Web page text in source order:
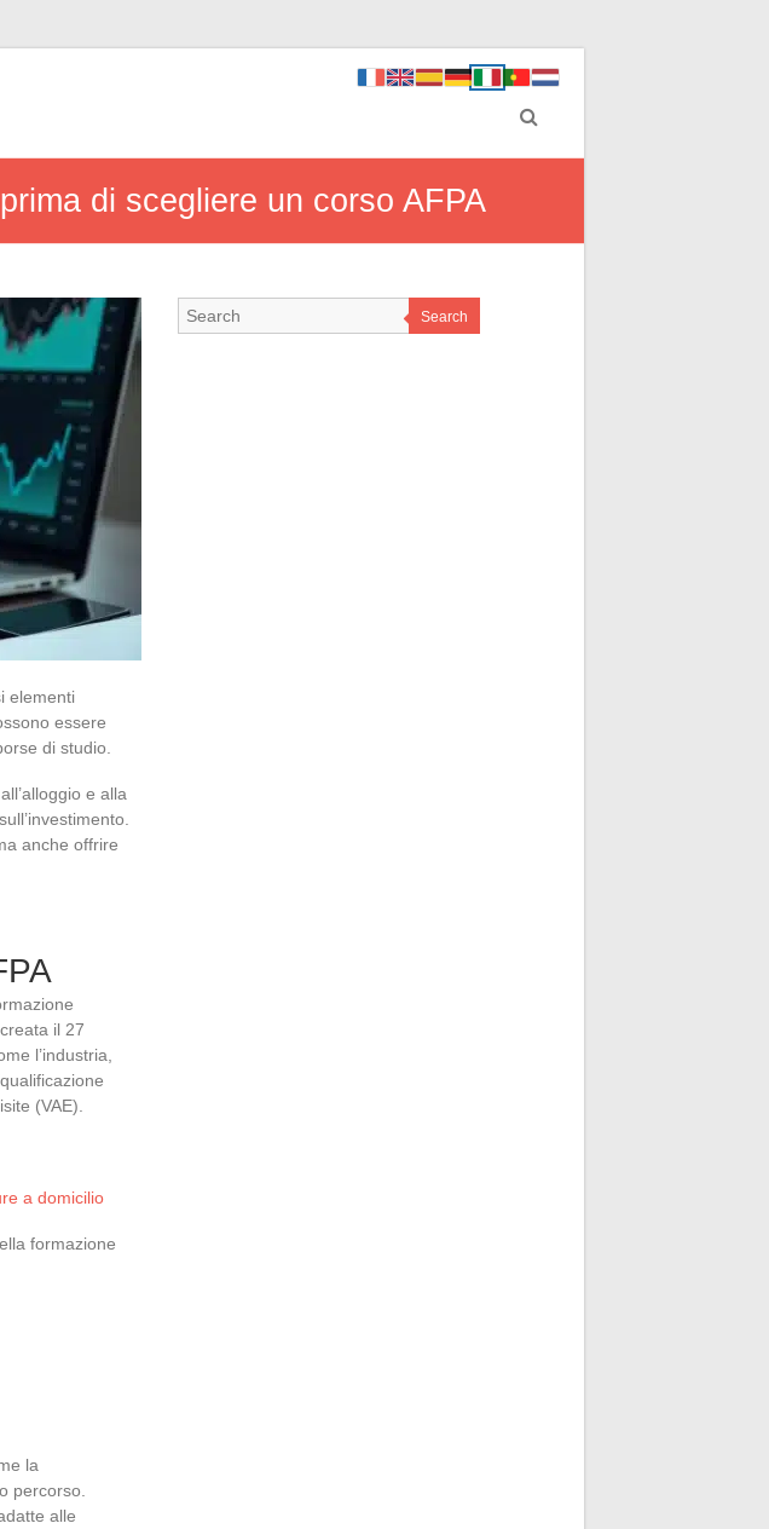
di scegliere un corso AFPA
elementi
essere
di studio.
e alla
anche offrire
il 27
l’industria,
(VAE).
a domicilio
formazione
la
percorso.
alle
Search